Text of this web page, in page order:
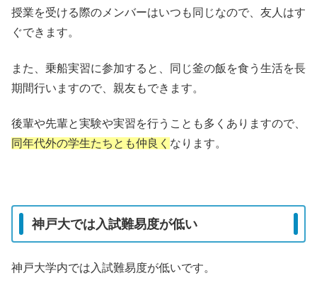
授業を受ける際のメンバーはいつも同じなので、友人はす
ぐできます。
また、乗船実習に参加すると、同じ釜の飯を食う生活を長
期間行いますので、親友もできます。
後輩や先輩と実験や実習を行うことも多くありますので、
同年代外の学生たちとも仲良く なります。
神戸大では入試難易度が低い
神戸大学内では入試難易度が低いです。